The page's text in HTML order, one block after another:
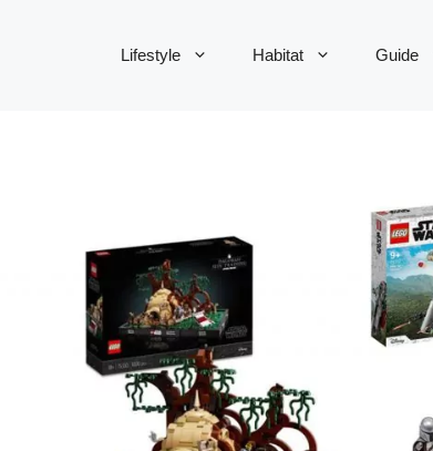
Lifestyle Habitat Guide